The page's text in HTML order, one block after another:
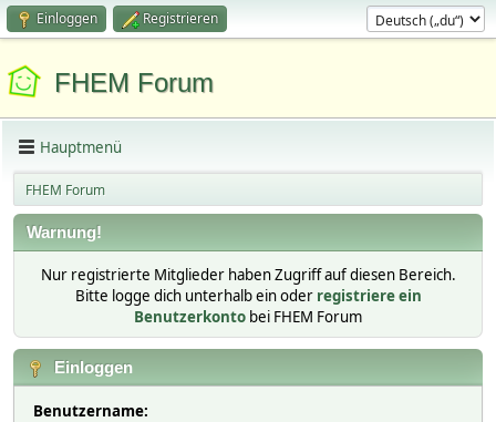
Einloggen Registrieren
FHEM Forum
Hauptmenü
FHEM Forum
Warnung!
Nur registrierte Mitglieder haben Zugriff auf diesen Bereich.
Bitte logge dich unterhalb ein oder registriere ein
Benutzerkonto bei FHEM Forum
Einloggen
Benutzername: